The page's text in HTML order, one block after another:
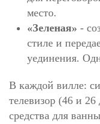
место.
«Зеленая» -
стиле и
уединения.
В каждой вилле:
телевизор (46 и
средства для